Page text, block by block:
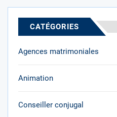
CATÉGORIES
Agences matrimoniales
Animation
Conseiller conjugal